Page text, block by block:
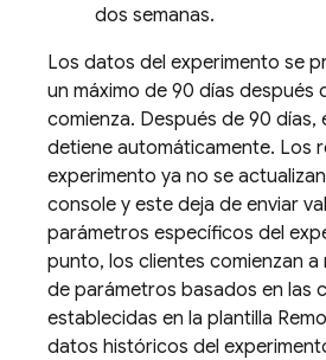
dos semanas.
Los datos del experimento se
un máximo de 90 días después
comienza. Después de 90 días,
detiene automáticamente. Los
experimento ya no se
console y este deja de enviar
parámetros específicos del
punto, los clientes comienzan
de parámetros basados en las
establecidas en la plantilla
datos históricos del